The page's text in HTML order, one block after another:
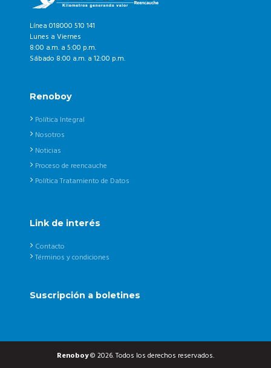
Línea 018000 510 141
Lunes a Viernes
8:00 a.m. a 5:00 p.m.
Sábado 8:00 a.m. a 12:00 p.m.
Renoboy
Política Integral
Nosotros
Noticias
Proceso de reencauche
Política Tratamiento de Datos
Link de interés
Contacto
Términos y condiciones
Suscripción a boletines
Renoboy© 2026. Todos los derechos reservados.